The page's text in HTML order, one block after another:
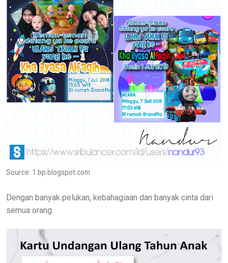
Source: 1.bp.blogspot.com
Dengan banyak pelukan, kebahagiaan dan banyak cinta dari
semua orang.